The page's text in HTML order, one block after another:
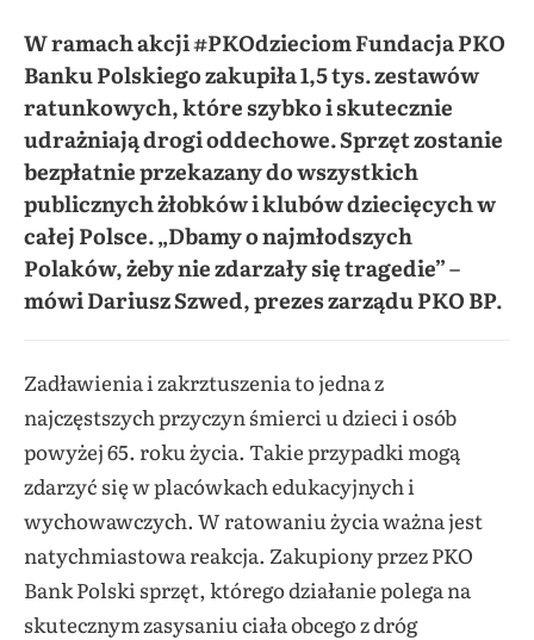
W ramach akcji #PKOdzieciom Fundacja PKO
Banku Polskiego zakupiła 1,5 tys. zestawów
ratunkowych, które szybko i skutecznie
udrażniają drogi oddechowe. Sprzęt zostanie
bezpłatnie przekazany do wszystkich
publicznych żłobków i klubów dziecięcych w
całej Polsce. „Dbamy o najmłodszych
Polaków, żeby nie zdarzały się tragedie” –
mówi Dariusz Szwed, prezes zarządu PKO BP.
Zadławienia i zakrztuszenia to jedna z
najczęstszych przyczyn śmierci u dzieci i osób
powyżej 65. roku życia. Takie przypadki mogą
zdarzyć się w placówkach edukacyjnych i
wychowawczych. W ratowaniu życia ważna jest
natychmiastowa reakcja. Zakupiony przez PKO
Bank Polski sprzęt, którego działanie polega na
skutecznym zasysaniu ciała obcego z dróg